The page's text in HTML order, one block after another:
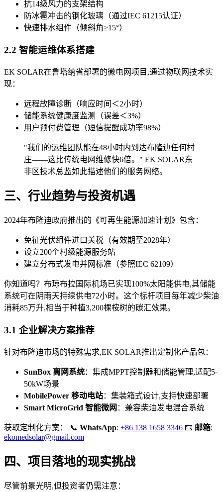
抗14级风力的支架结构
防冰雹冲击的钢化玻璃（通过IEC 61215认证）
快速排水组件（倾斜角≥15°）
2.2 智能运维体系搭建
EK SOLAR在鲁塔纳省部署的微电网项目,通过物联网技术实
现：
远程故障诊断（响应时间＜2小时）
储能系统健康度监测（误差＜3%）
用户预付费管理（短信提醒成功率98%）
"我们的运维团队能在48小时内到达布隆迪任何村
庄——这比传统电网维修快6倍。" EK SOLAR东
非区技术总监如此描述他们的服务网络。
三、行业趋势与投资机遇
2024年布隆迪政府推出的《可再生能源加速计划》包含：
免征光伏组件进口关税（有效期至2028年）
设立200个村级能源服务站
建立分布式发电并网标准（参照IEC 62109）
你知道吗？布琼布拉国际机场已实现100%太阳能供电,其储能
系统可在阴雨天持续供电72小时。这个标杆项目每年减少柴油
消耗85万升,相当于种植3,200棵桉树的碳汇效果。
3.1 企业解决方案推荐
针对布隆迪市场的特殊需求,EK SOLAR推出定制化产品包：
SunBox 离网系统：集成MPPT控制器和储能管理,适配5-
50kW场景
MobilePower 移动电站：集装箱式设计,支持快速部署
Smart MicroGrid 智能微网 ：兼容柴油发电混合系统
获取定制化方案： 📞 WhatsApp: +86 138 1658 3346 📧 邮箱:
ekomedsolar@gmail.com
四、项目落地的现实挑战
尽管前景光明,但投资者仍需注意：